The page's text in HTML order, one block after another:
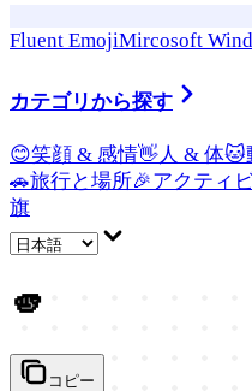
Fluent EmojiMircosoft
カテゴリから探す
😊笑顔 & 感情👋 人 & 体🐱
🚗旅行と場所🎉アクティ
旗
🫵
コピー